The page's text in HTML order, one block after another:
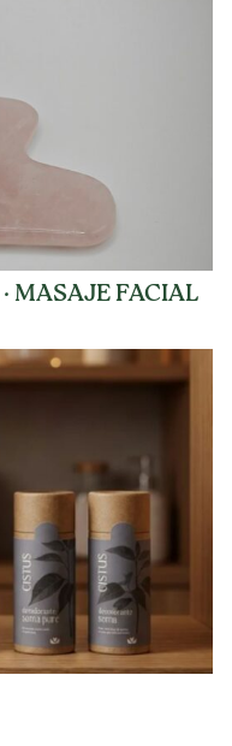
MASAJE FACIAL